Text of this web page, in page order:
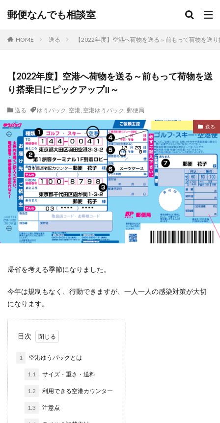
郵便なんでも相談室
HOME 送る 【2022年度】空港へ荷物を送る～前もって荷物を送
【2022年度】空港へ荷物を送る～前もって荷物を送
り搭乗日にピックアップ‼～
送る ゆうパック, 空港, 空港ゆうパック, 郵便局
送る
帰省を考える季節になりました。
今年は規制もなく、行動できますが、一人一人の感染対策が大切
になります。
目次
1 空港ゆうパックとは
1.1 サイズ・重さ・送料
1.2 利用できる空港カウンター
1.3 注意点